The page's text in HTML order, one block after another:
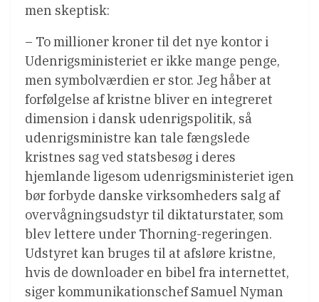
men skeptisk:
– To millioner kroner til det nye kontor i
Udenrigsministeriet er ikke mange penge,
men symbolværdien er stor. Jeg håber at
forfølgelse af kristne bliver en integreret
dimension i dansk udenrigspolitik, så
udenrigsministre kan tale fængslede
kristnes sag ved statsbesøg i deres
hjemlande ligesom udenrigsministeriet igen
bør forbyde danske virksomheders salg af
overvågningsudstyr til diktaturstater, som
blev lettere under Thorning-regeringen.
Udstyret kan bruges til at afsløre kristne,
hvis de downloader en bibel fra internettet,
siger kommunikationschef Samuel Nyman